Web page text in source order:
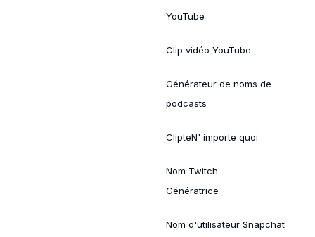
YouTube
Clip vidéo YouTube
Générateur de noms de
podcasts
ClipteN' importe quoi
Nom Twitch
Génératrice
Nom d'utilisateur Snapchat